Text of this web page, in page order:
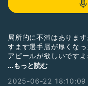
局所的に不満はありま
すます選手層が厚くな
アピールが欲しいですよ
#フォックストロットの
...もっと読む
2025-06-22 18:10:09